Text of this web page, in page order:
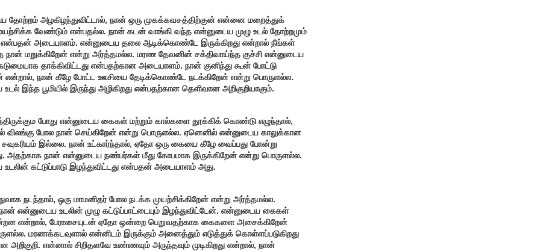
தோற்றம் அழகிழந்துவிட்டால், நான் ஒரு முகக்கவசத்திற்குன் என்னை மறைத்துக்
வேண்டும் என்பதல்ல. நான் கடன் வாங்கி வந்த என்னுடைய முழு உடல் தோற்றமும்
என்பதன் அடையாளம். என்னுடைய தலை ஆடிக்கொண்டே இருக்கிறது என்றால் நீங்கள்
மறுக்கிறேன் என்று அர்த்தமல்ல. மரண தேவனின் சக்திவாய்ந்த குச்சி என்னுடைய
தாக்கிவிட்டது என்பதற்கான அடையாளம். நான் குனிந்து கூன் போட்டு
என்றால், நான் கீழே போட்ட ஊசியை தேடிக்கொண்டே நடக்கிறேன் என்று பொருளல்ல.
இந்த பூமியில் இருந்து அழிகிறது என்பதற்கான தெளிவான அறிகுறியாகும்.
போது என்னுடைய கைகள் மற்றும் கால்களை தூக்கிக் கொண்டு எழுந்தால்,
விலங்கு போல நான் செய்கிறேன் என்று பொருளல்ல. ஏனெனில் என்னுடைய காலுக்கான
இல்லை. நான் உட்கார்ந்தால், ஏதோ ஒரு கையை கீழே வைப்பது போன்று
அதற்காக நான் என்னுடைய நண்பர்கள் மீது கோபமாக இருக்கிறேன் என்று பொருளல்ல.
கட்டுப்பாடு இழந்துவிட்டது என்பதன் அடையாளம் அது.
நடந்தால், ஒரு மாமனிதர் போல நடக்க முயற்சிக்கிறேன் என்று அர்த்தமல்ல.
என்னுடைய உடலின் முழு கட்டுப்பாட்டையும் இழந்துவிட்டேன். என்னுடைய கைகள்
என்றால், பேராசையுடன் ஏதோ ஒன்றை பெறுவதற்காக கைகளை அசைக்கிறேன்
மரணக்கடவுளால் என்னிடம் இருக்கும் அனைத்தும் எடுத்துக் கொள்ளப்படுகிறது
அறிகுறி. என்னால் சிறிதளவே உண்ணவும் அருந்தவும் முடிகிறது என்றால், நான்